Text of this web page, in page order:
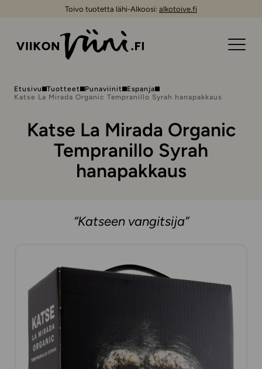
Toivo tuotetta lähi-Alkoosi: alkotoive.fi
Etusivu Tuotteet Punaviinit
Espanja
Katse La Mirada Organic Tempranillo Syrah hanapakkaus
Katse La Mirada Organic
Tempranillo Syrah
hanapakkaus
“Katseen vangitsija”